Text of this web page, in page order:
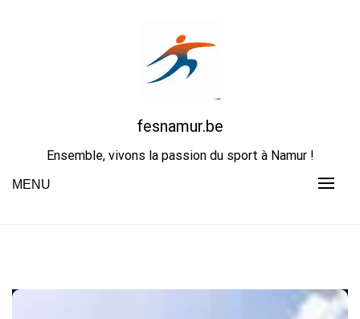
fesnamur.be
Ensemble, vivons la passion du sport à Namur !
MENU